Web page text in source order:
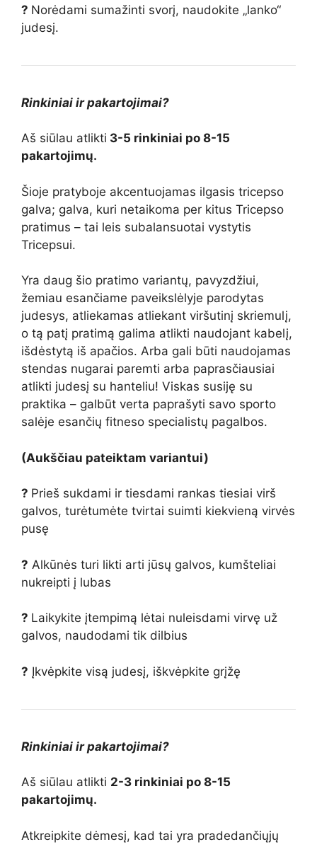
? Norėdami sumažinti svorį, naudokite „lanko“
judesį.
Rinkiniai ir pakartojimai?
Aš siūlau atlikti 3-5 rinkiniai po 8-15
pakartojimų.
Šioje pratyboje akcentuojamas ilgasis tricepso
galva; galva, kuri netaikoma per kitus Tricepso
pratimus – tai leis subalansuotai vystytis
Tricepsui.
Yra daug šio pratimo variantų, pavyzdžiui,
žemiau esančiame paveikslėlyje parodytas
judesys, atliekamas atliekant viršutinį skriemulį,
o tą patį pratimą galima atlikti naudojant kabelį,
išdėstytą iš apačios. Arba gali būti naudojamas
stendas nugarai paremti arba paprasčiausiai
atlikti judesį su hanteliu! Viskas susiję su
praktika – galbūt verta paprašyti savo sporto
salėje esančių fitneso specialistų pagalbos.
(Aukščiau pateiktam variantui)
? Prieš sukdami ir tiesdami rankas tiesiai virš
galvos, turėtumėte tvirtai suimti kiekvieną virvės
pusę
? Alkūnės turi likti arti jūsų galvos, kumšteliai
nukreipti į lubas
? Laikykite įtempimą lėtai nuleisdami virvę už
galvos, naudodami tik dilbius
? Įkvėpkite visą judesį, iškvėpkite grįžę
Rinkiniai ir pakartojimai?
Aš siūlau atlikti 2-3 rinkiniai po 8-15
pakartojimų.
Atkreipkite dėmesį, kad tai yra pradedančiųjų